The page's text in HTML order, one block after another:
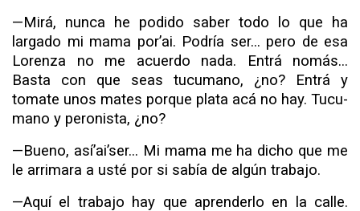
—Mirá, nunca he podido saber todo lo que ha
largado mi mama por’ai. Podría ser... pero de esa
Lorenza no me acuerdo nada. Entrá nomás...
Basta con que seas tucumano, ¿no? Entrá y
tomate unos mates porque plata acá no hay. Tucu­
mano y peronista, ¿no?
—Bueno, así’ai’ser... Mi mama me ha dicho que me
le arrimara a usté por si sabía de algún trabajo.
—Aquí el trabajo hay que aprenderlo en la calle.